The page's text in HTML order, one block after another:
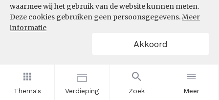
Thema's Verdieping Zoek Meer
waarmee wij het gebruik van de website kunnen meten.
Deze cookies gebruiken geen persoonsgegevens.Meer
informatie
Akkoord